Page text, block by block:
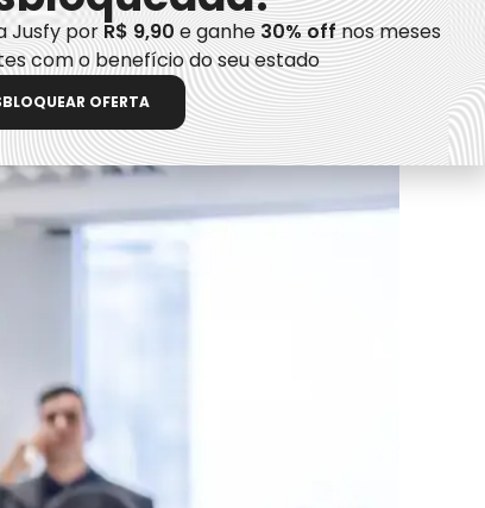
Jusfy porR$ 9,90e ganhe30% offnos meses
com o benefício do seu estado
OFERTA